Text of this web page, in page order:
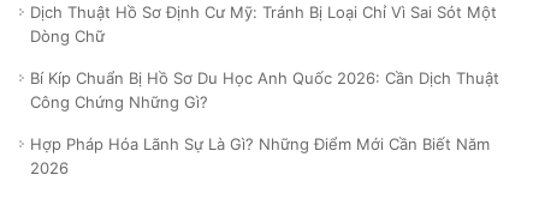
Dịch Thuật Hồ Sơ Định Cư Mỹ: Tránh Bị Loại Chỉ Vì Sai Sót Một
Dòng Chữ
Bí Kíp Chuẩn Bị Hồ Sơ Du Học Anh Quốc 2026: Cần Dịch Thuật
Công Chứng Những Gì?
Hợp Pháp Hóa Lãnh Sự Là Gì? Những Điểm Mới Cần Biết Năm
2026